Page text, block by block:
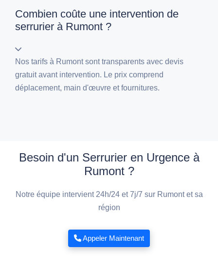
Combien coûte une intervention de
serrurier à Rumont ?
Nos tarifs à Rumont sont transparents avec devis
gratuit avant intervention. Le prix comprend
déplacement, main d'œuvre et fournitures.
Besoin d'un Serrurier en Urgence à
Rumont ?
Notre équipe intervient 24h/24 et 7j/7 sur Rumont et sa
région
Appeler Maintenant